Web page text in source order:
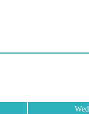
Wed